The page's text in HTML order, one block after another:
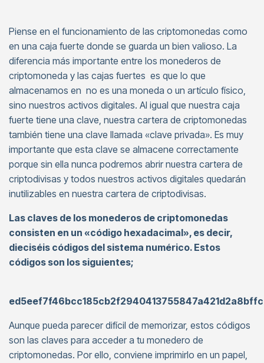
Piense en el funcionamiento de las criptomonedas como
en una caja fuerte donde se guarda un bien valioso. La
diferencia más importante entre los monederos de
criptomoneda y las cajas fuertes es que lo que
almacenamos en no es una moneda o un artículo físico,
sino nuestros activos digitales. Al igual que nuestra caja
fuerte tiene una clave, nuestra cartera de criptomonedas
también tiene una clave llamada «clave privada». Es muy
importante que esta clave se almacene correctamente
porque sin ella nunca podremos abrir nuestra cartera de
criptodivisas y todos nuestros activos digitales quedarán
inutilizables en nuestra cartera de criptodivisas.
Las claves de los monederos de criptomonedas
consisten en un «código hexadacimal», es decir,
dieciséis códigos del sistema numérico. Estos
códigos son los siguientes;
Aunque pueda parecer difícil de memorizar, estos códigos
son las claves para acceder a tu monedero de
criptomonedas. Por ello, conviene imprimirlo en un papel,